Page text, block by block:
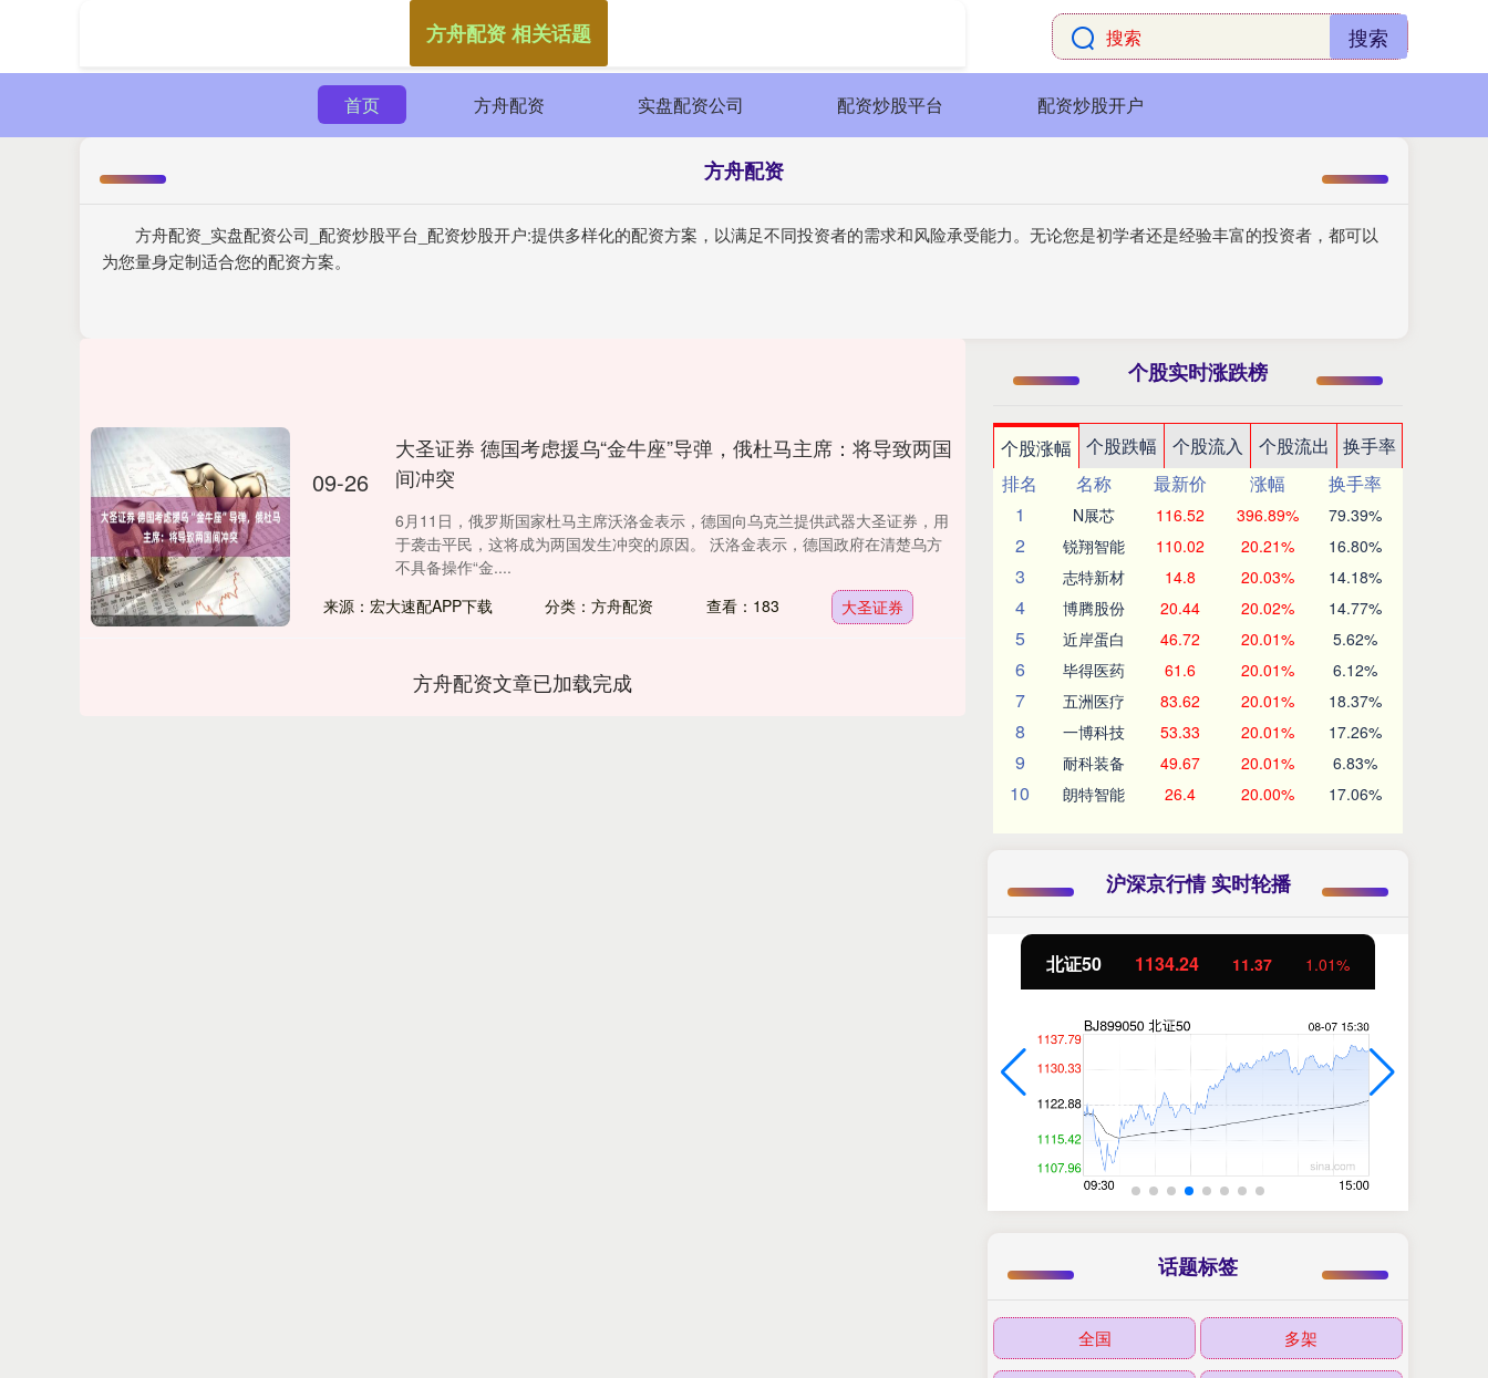
搜索
首页 方舟配资 实盘配资公司 配资炒股平台 配资炒股开户
方舟配资
方舟配资_实盘配资公司_配资炒股平台_配资炒股开户:提供多样化的配资方案，以满足不同投资者的需求和风险承受能力。无论您是初学者还是经验丰富的投资者，都可以
为您量身定制适合您的配资方案。
方舟配资 相关话题
09-26
大圣证券 德国考虑援乌“金牛座”导弹，俄杜马主席：将导致两国
间冲突
6月11日，俄罗斯国家杜马主席沃洛金表示，德国向乌克兰提供武器大圣证券，用
于袭击平民，这将成为两国发生冲突的原因。 沃洛金表示，德国政府在清楚乌方
不具备操作“金....
来源：宏大速配APP下载
分类：方舟配资 查看：183 大圣证券
方舟配资文章已加载完成
个股实时涨跌榜
个股涨幅 个股跌幅 个股流入 个股流出
换手率
排名
名称 最新价 涨幅
换手率
1
N展芯 116.52 396.89% 79.39%
2 锐翔智能 110.02 20.21% 16.80%
3 志特新材 14.8 20.03% 14.18%
4 博腾股份 20.44 20.02% 14.77%
5 近岸蛋白 46.72 20.01% 5.62%
6 毕得医药 61.6 20.01% 6.12%
7 五洲医疗 83.62 20.01% 18.37%
8 一博科技 53.33 20.01% 17.26%
9 耐科装备 49.67 20.01% 6.83%
10 朗特智能 26.4 20.00% 17.06%
沪深京行情 实时轮播
北证50 1134.24 11.37 1.01%
话题标签
全国 多架